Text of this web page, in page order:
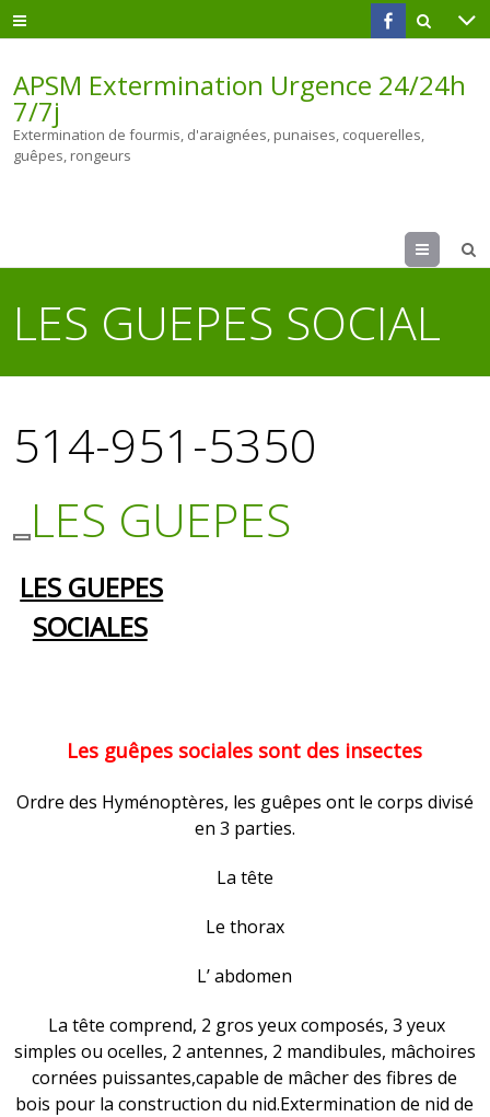
APSM Extermination Urgence 24/24h
7/7j
Extermination de fourmis, d'araignées, punaises, coquerelles,
guêpes, rongeurs
Menu
LES GUEPES SOCIAL
514-951-5350
LES GUEPES
LES GUEPES
SOCIALES
Les guêpes sociales sont des insectes
Ordre des Hyménoptères, les guêpes ont le corps divisé
en 3 parties.
La tête
Le thorax
L’ abdomen
La tête comprend, 2 gros yeux composés, 3 yeux
simples ou ocelles, 2 antennes, 2 mandibules, mâchoires
cornées puissantes,capable de mâcher des fibres de
bois pour la construction du nid.Extermination de nid de